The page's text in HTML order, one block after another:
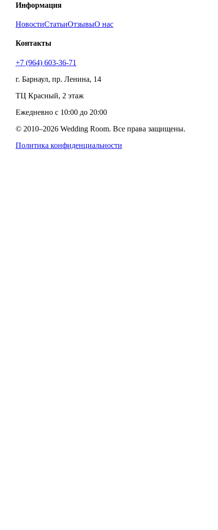
Информация
НовостиСтатьиОтзывыО нас
Контакты
+7 (964) 603-36-71
г. Барнаул, пр. Ленина, 14
ТЦ Красный, 2 этаж
Ежедневно с 10:00 до 20:00
© 2010–2026 Wedding Room. Все права защищены.
Политика конфиденциальности